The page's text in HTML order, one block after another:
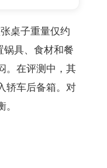
桌子重量仅约
具、食材和餐
。在评测中，其
轿车后备箱。对